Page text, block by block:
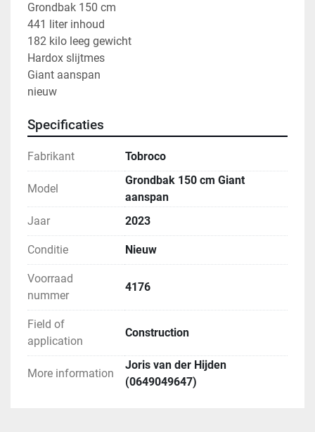
Grondbak 150 cm
441 liter inhoud
182 kilo leeg gewicht
Hardox slijtmes
Giant aanspan
nieuw
Specificaties
Fabrikant Tobroco
Model
Grondbak 150 cm Giant
aanspan
Jaar
2023
Conditie Nieuw
Voorraad
nummer
4176
Field of
application
Construction
More information
Joris van der Hijden
(0649049647)